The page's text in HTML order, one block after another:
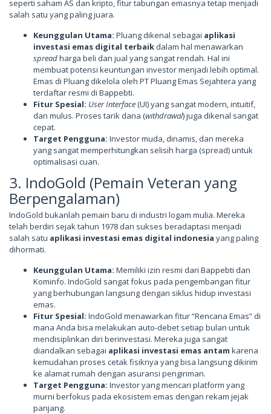
seperti saham AS dan kripto, fitur tabungan emasnya tetap menjadi
salah satu yang paling juara.
Keunggulan Utama: Pluang dikenal sebagai aplikasi
investasi emas digital terbaikdalam hal menawarkan
spreadharga beli dan jual yang sangat rendah. Hal ini
membuat potensi keuntungan investor menjadi lebih optimal.
Emas di Pluang dikelola oleh PT Pluang Emas Sejahtera yang
terdaftar resmi di Bappebti.
Fitur Spesial: User Interface(UI) yang sangat modern, intuitif,
dan mulus. Proses tarik dana (withdrawal) juga dikenal sangat
cepat.
Target Pengguna: Investor muda, dinamis, dan mereka
yang sangat memperhitungkan selisih harga (spread) untuk
optimalisasi cuan.
3. IndoGold (Pemain Veteran yang
Berpengalaman)
IndoGold bukanlah pemain baru di industri logam mulia. Mereka
telah berdiri sejak tahun 1978 dan sukses beradaptasi menjadi
salah satu aplikasi investasi emas digital indonesia yang paling
dihormati.
Keunggulan Utama: Memiliki izin resmi dari Bappebti dan
Kominfo. IndoGold sangat fokus pada pengembangan fitur
yang berhubungan langsung dengan siklus hidup investasi
emas.
Fitur Spesial: IndoGold menawarkan fitur “Rencana Emas” di
mana Anda bisa melakukan auto-debet setiap bulan untuk
mendisiplinkan diri berinvestasi. Mereka juga sangat
diandalkan sebagai aplikasi investasi emas antam karena
kemudahan proses cetak fisiknya yang bisa langsung dikirim
ke alamat rumah dengan asuransi pengiriman.
Target Pengguna: Investor yang mencari platform yang
murni berfokus pada ekosistem emas dengan rekam jejak
panjang.